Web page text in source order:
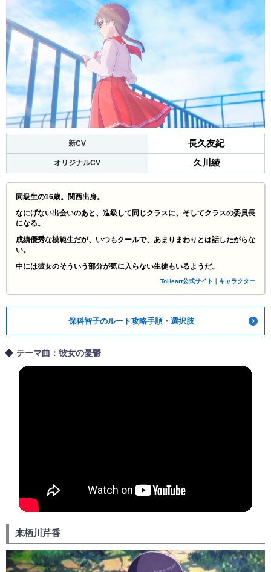
新CV 長久友紀
オリジナルCV 久川綾
同級生の16歳。関西出身。
なにげない出会いのあと、進級して同じクラスに、そしてクラスの委員長
になる。
成績優秀な模範生だが、いつもクールで、あまりまわりとは話したがらな
い。
中には彼女のそういう部分が気に入らない生徒もいるようだ。
ToHeart公式サイト｜キャラクター
保科智子のルート攻略手順・選択肢
テーマ曲：彼女の憂鬱
来栖川芹香